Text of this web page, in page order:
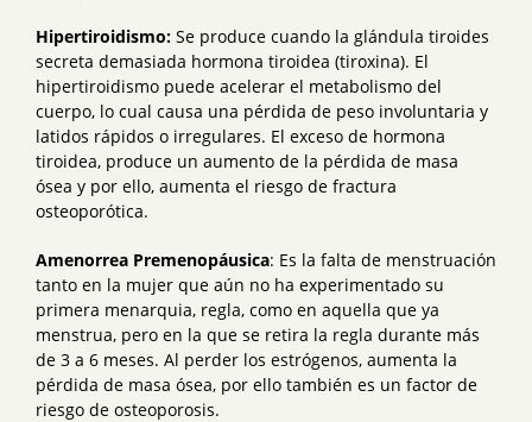
Hipertiroidismo: Se produce cuando la glándula tiroides
secreta demasiada hormona tiroidea (tiroxina). El
hipertiroidismo puede acelerar el metabolismo del
cuerpo, lo cual causa una pérdida de peso involuntaria y
latidos rápidos o irregulares. El exceso de hormona
tiroidea, produce un aumento de la pérdida de masa
ósea y por ello, aumenta el riesgo de fractura
osteoporótica.
Amenorrea Premenopáusica: Es la falta de menstruación
tanto en la mujer que aún no ha experimentado su
primera menarquia, regla, como en aquella que ya
menstrua, pero en la que se retira la regla durante más
de 3 a 6 meses. Al perder los estrógenos, aumenta la
pérdida de masa ósea, por ello también es un factor de
riesgo de osteoporosis.